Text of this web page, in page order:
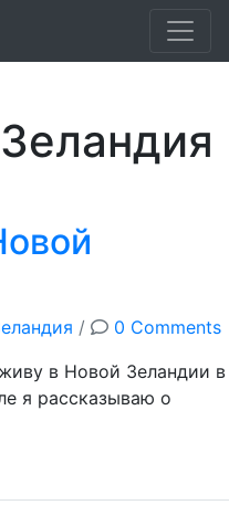
/
0 Comments
в Новой Зеландии в
я рассказываю о